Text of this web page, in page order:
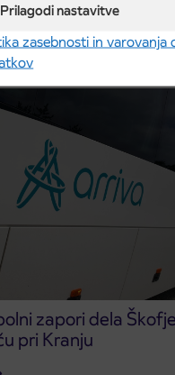
Prilagodi nastavitve
zasebnosti in varovanja
zapori dela
pri Kranju